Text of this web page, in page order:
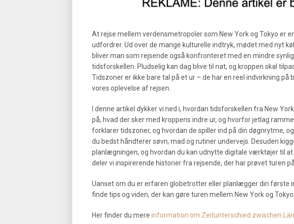
At rejse mellem verdensmetropoler som New York og Tokyo er
udfordrer. Ud over de mange kulturelle indtryk, mødet med nyt
bliver man som rejsende også konfronteret med en mindre
tidsforskellen. Pludselig kan dag blive til nat, og kroppen skal
Tidszoner er ikke bare tal på et ur – de har en reel indvirkning på
vores oplevelse af rejsen.
I denne artikel dykker vi ned i, hvordan tidsforskellen fra New
på, hvad der sker med kroppens indre ur, og hvorfor jetlag
forklarer tidszoner, og hvordan de spiller ind på din døgnrytme,
du bedst håndterer søvn, mad og rutiner undervejs. Desuden
planlægningen, og hvordan du kan udnytte digitale værktøjer til
deler vi inspirerende historier fra rejsende, der har prøvet turen
Uanset om du er erfaren globetrotter eller planlægger din første
finde tips og viden, der kan gøre turen mellem New York og
Her finder du mere information om Zeitunterschied zwischen